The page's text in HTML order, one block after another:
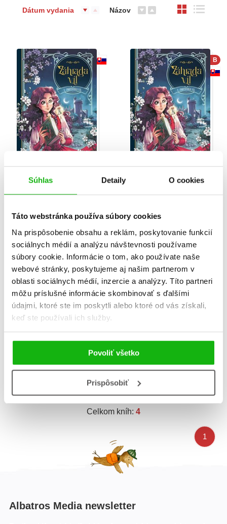
Súhlas Detaily O cookies
Táto webstránka používa súbory cookies
Na prispôsobenie obsahu a reklám, poskytovanie funkcií
sociálnych médií a analýzu návštevnosti používame
súbory cookie. Informácie o tom, ako používate naše
webové stránky, poskytujeme aj našim partnerom v
oblasti sociálnych médií, inzercie a analýzy. Títo partneri
môžu príslušné informácie skombinovať s ďalšími
údajmi, ktoré ste im poskytli alebo ktoré od vás získali,
keď ste používali ich služby.
Povoliť všetko
Prispôsobiť
Dátum vydania Názov
Pastierka víl (2. akosť)
B
Pastierka víl
totemu (2. akosť)
Olivier Gay Olivier Gay
Celkom kníh: 4
1
Albatros Media newsletter